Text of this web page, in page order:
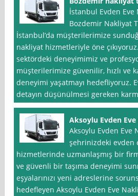
İstanbul Evden
Bozdemir Nakliyat
İstanbul’da müşterilerimize
nakliyat hizmetleriyle öne
sektördeki deneyimimiz ve
müşterilerimize güvenilir, hızlı ve
deneyimi yaşatmayı hedefliyoruz.
detayın düşünülmesi gereken
Aksoylu Evden
Aksoylu Evden Eve
şehrinizdeki evden
hizmetlerinde uzmanlaşmış bir
ve güvenli bir taşıma deneyimi
eşyalarınızı yeni adreslerine
hedefleyen Aksoylu Evden Eve